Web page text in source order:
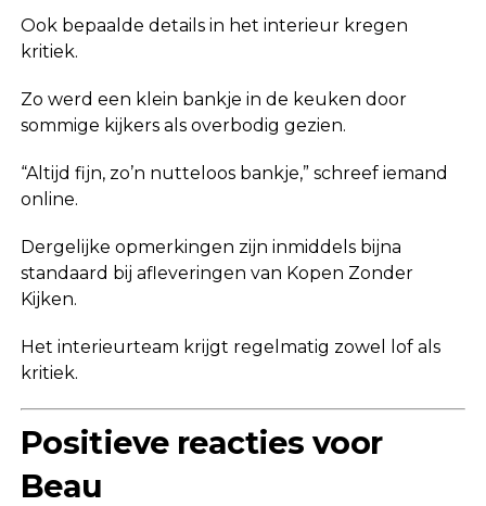
Ook bepaalde details in het interieur kregen
kritiek.
Zo werd een klein bankje in de keuken door
sommige kijkers als overbodig gezien.
“Altijd fijn, zo’n nutteloos bankje,” schreef iemand
online.
Dergelijke opmerkingen zijn inmiddels bijna
standaard bij afleveringen van Kopen Zonder
Kijken.
Het interieurteam krijgt regelmatig zowel lof als
kritiek.
Positieve reacties voor
Beau